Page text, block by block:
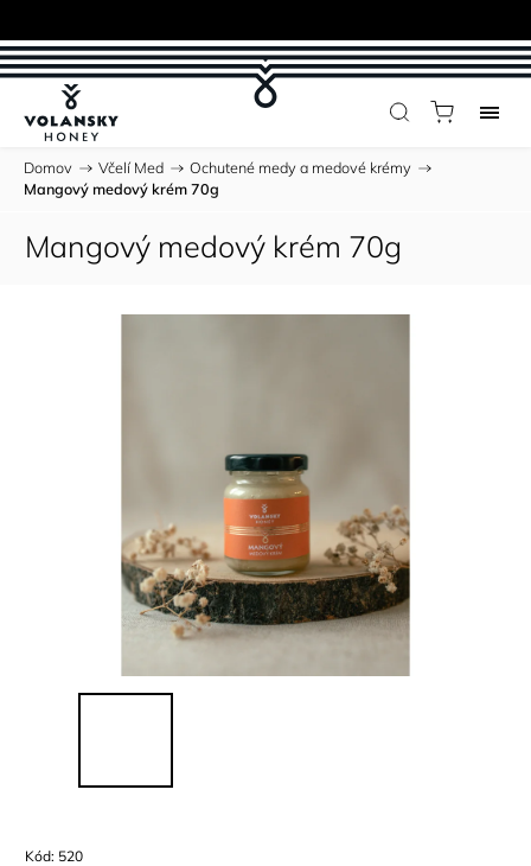
Domov / Včelí Med / Ochutené medy a medové krémy /
Mangový medový krém 70g
Mangový medový krém 70g
Kód: 520